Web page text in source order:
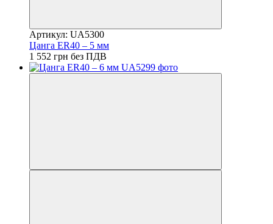
Артикул: UA5300
Цанга ER40 – 5 мм
1 552 грн без ПДВ